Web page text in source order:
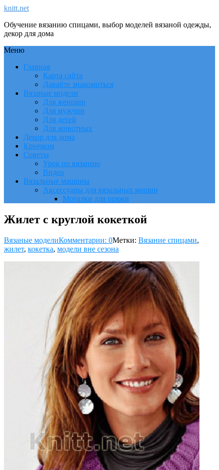
knitt.net
Обучение вязанию спицами, выбор моделей вязаной одежды,
декор для дома
Меню
Главная
Карта сайта
Давайте знакомиться
Вязаные модели
Для женщин
Для мужчин
Для детей
Для животных
Декор для дома
Крючком
Советы
Урок по вязанию
Видео
Вязальные машины
Аксессуары для вязальных машин
Моталки для пряжи
Жилет с круглой кокеткой
Вязаные моделиКомментарии: 0Метки: Вязание спицами,
жилет, кокетка, модели вне сезона